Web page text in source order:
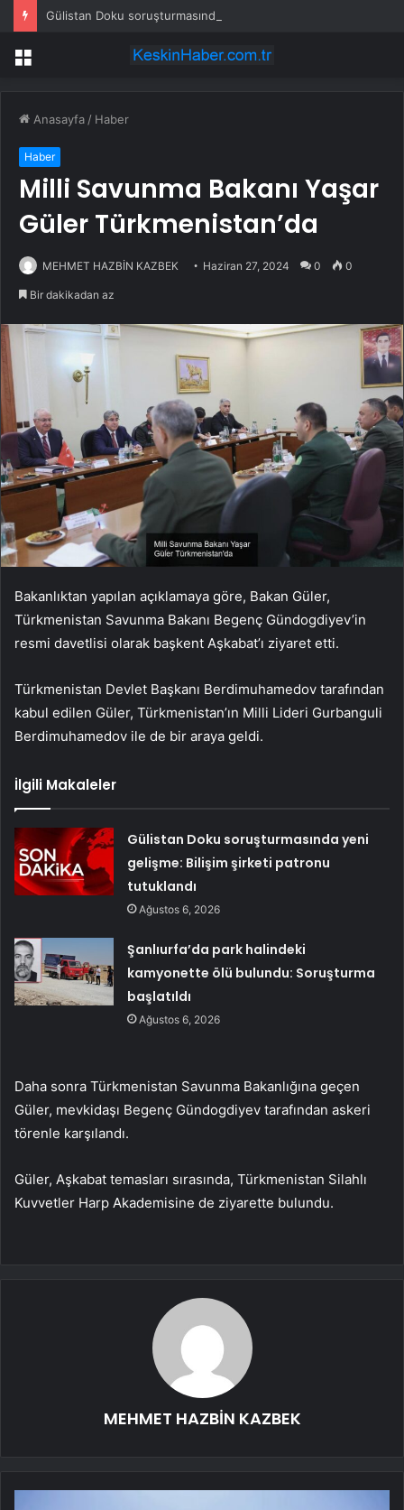
Menü
Anasayfa / Haber
Haber
Milli Savunma Bakanı Yaşar
Güler Türkmenistan’da
MEHMET HAZBİN KAZBEK Haziran 27, 2024 0 0
Bir dakikadan az
Bakanlıktan yapılan açıklamaya göre, Bakan Güler,
Türkmenistan Savunma Bakanı Begenç Gündogdiyev’in
resmi davetlisi olarak başkent Aşkabat’ı ziyaret etti.
Türkmenistan Devlet Başkanı Berdimuhamedov tarafından
kabul edilen Güler, Türkmenistan’ın Milli Lideri Gurbanguli
Berdimuhamedov ile de bir araya geldi.
İlgili Makaleler
Gülistan Doku soruşturmasında yeni
gelişme: Bilişim şirketi patronu
tutuklandı
Ağustos 6, 2026
Şanlıurfa’da park halindeki
kamyonette ölü bulundu: Soruşturma
başlatıldı
Ağustos 6, 2026
Daha sonra Türkmenistan Savunma Bakanlığına geçen
Güler, mevkidaşı Begenç Gündogdiyev tarafından askeri
törenle karşılandı.
Güler, Aşkabat temasları sırasında, Türkmenistan Silahlı
Kuvvetler Harp Akademisine de ziyarette bulundu.
MEHMET HAZBİN KAZBEK